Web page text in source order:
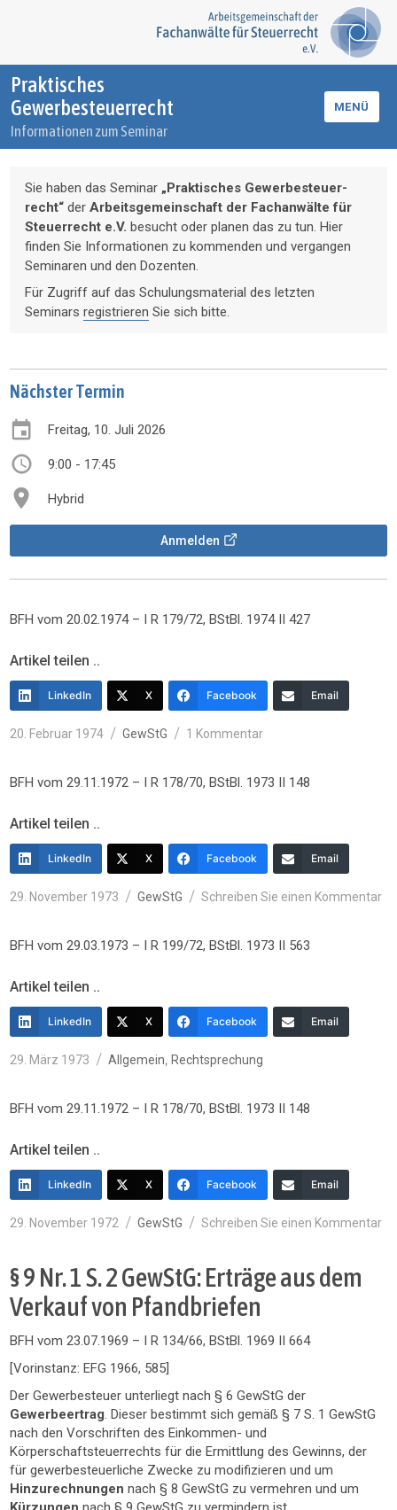
Praktisches
Gewerbesteuerrecht
Informationen zum Seminar
MENÜ
Sie haben das Seminar „Praktisches Gewerbesteuer­
recht“ derArbeits­gemein­schaft der Fach­an­wälte für
Steuer­recht e.V. besucht oder planen das zu tun. Hier
finden Sie Infor­ma­tionen zu kommenden und vergangen
Seminaren und den Dozenten.
Für Zugriff auf das Schulungsmaterial des letzten
Seminarsregistrieren Sie sich bitte.
BFH vom 20.02.1974 – I R 179/72, BStBl. 1974 II 427
Artikel teilen ..
LinkedIn X Facebook Email
Veröffentlicht
20. Februar 1974 Kategorien
GewStG 1 Kommentarzu
BFH vom 29.11.1972 – I R 178/70, BStBl. 1973 II 148
Artikel teilen ..
LinkedIn X Facebook Email
Veröffentlicht
29. November 1973 Kategorien
GewStG Schreiben Sie einen Kommentarzu
BFH vom 29.03.1973 – I R 199/72, BStBl. 1973 II 563
Artikel teilen ..
LinkedIn X Facebook Email
Veröffentlicht
29. März 1973 Kategorien
Allgemein,Rechtsprechung
BFH vom 29.11.1972 – I R 178/70, BStBl. 1973 II 148
Artikel teilen ..
LinkedIn X Facebook Email
Veröffentlicht
29. November 1972 Kategorien
GewStG Schreiben Sie einen Kommentarzu
§ 9 Nr. 1 S. 2 GewStG: Erträge aus dem
Verkauf von Pfandbriefen
BFH vom 23.07.1969 – I R 134/66, BStBl. 1969 II 664
[Vorinstanz: EFG 1966, 585]
Der Gewerbesteuer unterliegt nach § 6 GewStG der
Gewerbeertrag. Dieser bestimmt sich gemäß § 7 S. 1 GewStG
nach den Vorschriften des Einkommen- und
Körperschaftsteuerrechts für die Ermittlung des Gewinns, der
für gewerbesteuerliche Zwecke zu modifizieren und um
Hinzurechnungennach § 8 GewStG zu vermehren und um
Nächster Termin
Freitag, 10. Juli 2026
9:00 - 17:45
Hybrid
Anmelden